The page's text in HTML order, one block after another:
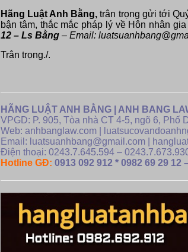
Hãng Luật Anh Bằng, trân trọng gửi tới
bận tâm, thắc mắc pháp lý về Hôn nhân
12 – Ls Bằng – Email:
Trân trọng./.
HÃNG LUẬT ANH BẰNG | ANH BANG
VPGD: P. 905, Tòa nhà CT 4-5, ngõ 6,
Web: anhbanglaw.com |
Email: luatsuanhbang@gmail.com |
Điện thoại: 0243.7.645.594 –
Hotline GĐ: 0913 092 912 * 0982 69 29